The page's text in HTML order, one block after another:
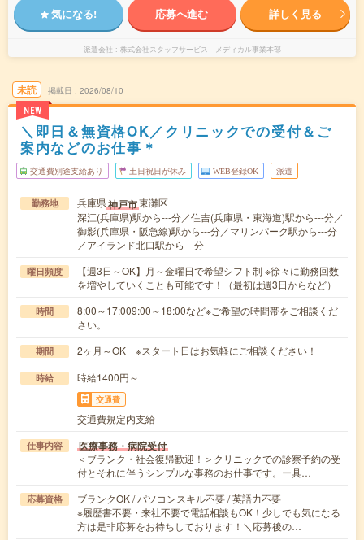
気になる! 応募へ進む 詳しく見る
派遣会社 株式会社スタッフサービス メディカル事業本部
未読
NEW
掲載日 2026/08/10
＼即日＆無資格OK／クリニックでの受付＆ご
案内などのお仕事＊
交通費別途支給あり 土日祝日が休み WEB登録OK 派遣
勤務地 兵庫県神戸市東灘区
深江(兵庫県)駅から---分／住吉(兵庫県・東海道)駅から---分／
御影(兵庫県・阪急線)駅から---分／マリンパーク駅から---分
／アイランド北口駅から---分
曜日頻度
【週3日～OK】月～金曜日で希望シフト制 ※徐々に勤務回数
を増やしていくことも可能です！（最初は週3日からなど）
時間
8:00～17:009:00～18:00など※ご希望の時間帯をご相談くだ
さい。
期間 2ヶ月～OK ※スタート日はお気軽にご相談ください！
時給 時給1400円～
交通費
交通費規定内支給
仕事内容 医療事務・病院受付
＜ブランク・社会復帰歓迎！＞クリニックでの診察予約の受
付とそれに伴うシンプルな事務のお仕事です。ー具…
応募資格
ブランクOK / パソコンスキル不要 / 英語力不要
※履歴書不要・来社不要で電話相談もOK！少しでも気になる
方は是非応募をお待ちしております！＼応募後の…